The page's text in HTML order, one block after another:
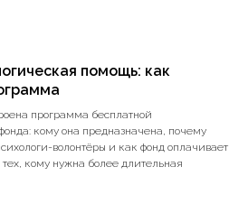
помощь: как
программа бесплатной
кому она предназначена, почему
волонтёры и как фонд оплачивает
кому нужна более длительная